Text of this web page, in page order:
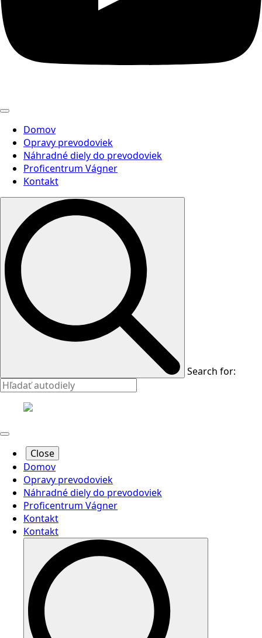
Domov
Opravy prevodoviek
Náhradné diely do prevodoviek
Proficentrum Vágner
Kontakt
Search for:
Close
Domov
Opravy prevodoviek
Náhradné diely do prevodoviek
Proficentrum Vágner
Kontakt
Kontakt